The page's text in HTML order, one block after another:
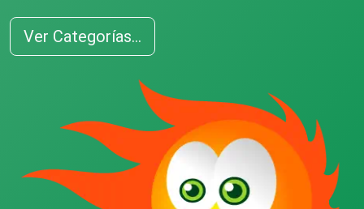
Ver Categorías...